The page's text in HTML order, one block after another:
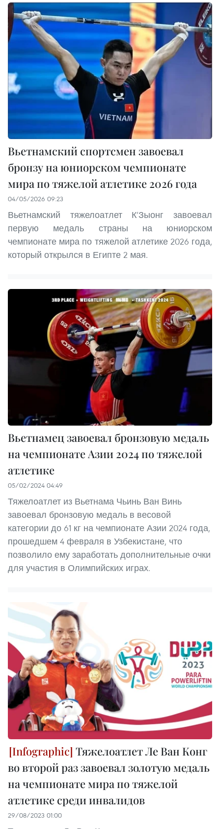
Вьетнамский спортсмен завоевал
бронзу на юниорском чемпионате
мира по тяжелой атлетике 2026 года
04/05/2026 09:23
Вьетнамский тяжелоатлет К’Зыонг завоевал
первую медаль страны на юниорском
чемпионате мира по тяжелой атлетике 2026 года,
который открылся в Египте 2 мая.
Вьетнамец завоевал бронзовую медаль
на чемпионате Азии 2024 по тяжелой
атлетике
05/02/2024 04:49
Тяжелоатлет из Вьетнама Чьинь Ван Винь
завоевал бронзовую медаль в весовой
категории до 61 кг на чемпионате Азии 2024 года,
прошедшем 4 февраля в Узбекистане, что
позволило ему заработать дополнительные очки
для участия в Олимпийских играх.
Тяжелоатлет Ле Ван Конг
во второй раз завоевал золотую медаль
на чемпионате мира по тяжелой
атлетике среди инвалидов
29/08/2023 01:00